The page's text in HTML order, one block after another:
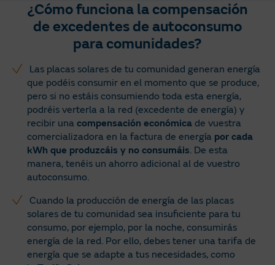
¿Cómo funciona la compensación
de excedentes de autoconsumo
para comunidades?
Las placas solares de tu comunidad generan energía
que podéis consumir en el momento que se produce,
pero si no estáis consumiendo toda esta energía,
podréis verterla a la red (excedente de energía) y
recibir una compensación económica de vuestra
comercializadora en la factura de energía por cada
kWh que produzcáis y no consumáis. De esta
manera, tenéis un ahorro adicional al de vuestro
autoconsumo.
Cuando la producción de energía de las placas
solares de tu comunidad sea insuficiente para tu
consumo, por ejemplo, por la noche, consumirás
energía de la red. Por ello, debes tener una tarifa de
energía que se adapte a tus necesidades, como